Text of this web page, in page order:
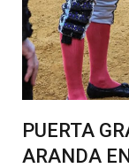
PUERTA
ARANDA